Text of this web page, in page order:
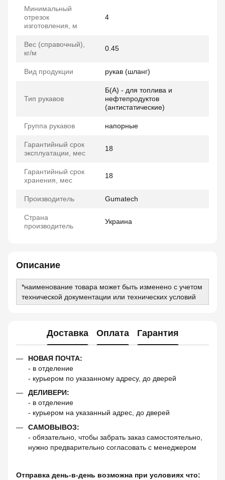
Минимальный
отрезок
изготовления, м
4
Вес (справочный),
кг/м
0.45
Вид продукции рукав (шланг)
Тип рукавов
Б(А) - для топлива и
нефтепродуктов
(антистатические)
Группа рукавов напорные
Гарантийный срок
эксплуатации, мес
18
Гарантийный срок
хранения, мес
18
Производитель Gumatech
Страна
производитель
Украина
Описание
*наименование товара может быть изменено с учетом
технической документации или технических условий
Доставка Оплата Гарантия
НОВАЯ ПОЧТА:
- в отделение
- курьером по указанному адресу, до дверей
ДЕЛИВЕРИ:
- в отделение
- курьером на указанный адрес, до дверей
САМОВЫВОЗ:
- обязательно, чтобы забрать заказ самостоятельно,
нужно предварительно согласовать с менеджером
Отправка день-в-день возможна при условиях что: